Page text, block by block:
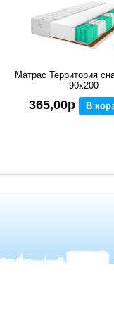
Матрас Территория
90x200
365,00р В